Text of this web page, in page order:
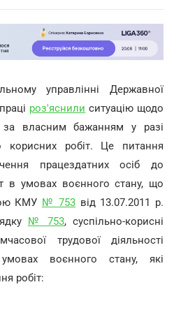
управлінні Державної
роз'яснили ситуацію щодо
за власним бажанням у разі
корисних робіт. Це питання
працездатних осіб до
в умовах воєнного стану, що
КМУ № 753 від 13.07.2011 р.
№ 753, суспільно-корисні
трудової діяльності
воєнного стану, які
робіт: